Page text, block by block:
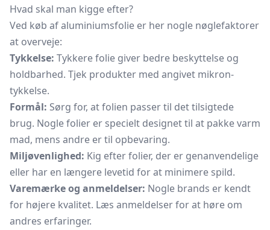
Hvad skal man kigge efter?
Ved køb af aluminiumsfolie er her nogle nøglefaktorer
at overveje:
Tykkelse: Tykkere folie giver bedre beskyttelse og
holdbarhed. Tjek produkter med angivet mikron-
tykkelse.
Formål: Sørg for, at folien passer til det tilsigtede
brug. Nogle folier er specielt designet til at pakke varm
mad, mens andre er til opbevaring.
Miljøvenlighed: Kig efter folier, der er genanvendelige
eller har en længere levetid for at minimere spild.
Varemærke og anmeldelser: Nogle brands er kendt
for højere kvalitet. Læs anmeldelser for at høre om
andres erfaringer.